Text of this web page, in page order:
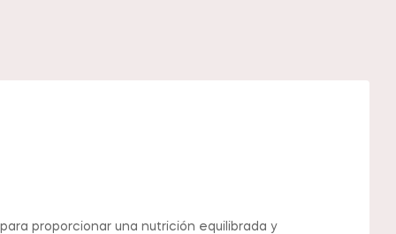
proporcionar una nutrición equilibrada y